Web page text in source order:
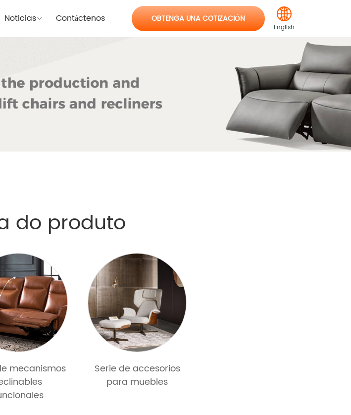
Noticias Contáctenos OBTENGA UNA COTIZACIÓN
English
do produto
mecanismos
Serie de accesorios
para muebles